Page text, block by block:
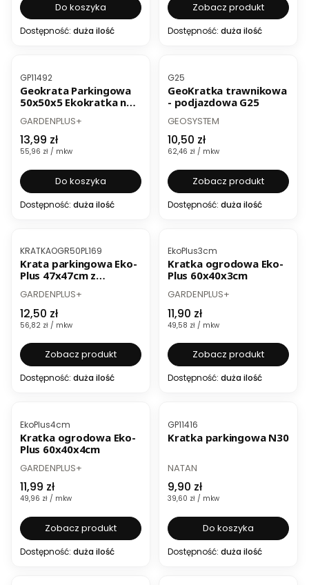
Do koszyka
Dostępność: duża ilość
Zobacz produkt
Dostępność: duża ilość
Kod produktu
GP11492
Geokrata Parkingowa
50x50x5 Ekokratka na
PRODUCENT
GARDENPLUS+
Cena
13,99 zł
Cena jednostkowa
55,96 zł / mkw
Do koszyka
Dostępność: duża ilość
Kod produktu
G25
GeoKratka trawnikowa
- podjazdowa G25
PRODUCENT
GEOSYSTEM
Cena
10,50 zł
Cena jednostkowa
62,46 zł / mkw
Zobacz produkt
Dostępność: duża ilość
Kod produktu
KRATKAOGR50PL169
Krata parkingowa Eko-
Plus 47x47cm z
PRODUCENT
GARDENPLUS+
Cena
12,50 zł
Cena jednostkowa
56,82 zł / mkw
Zobacz produkt
Dostępność: duża ilość
Kod produktu
EkoPlus3cm
Kratka ogrodowa Eko-
Plus 60x40x3cm
PRODUCENT
GARDENPLUS+
Cena
11,90 zł
Cena jednostkowa
49,58 zł / mkw
Zobacz produkt
Dostępność: duża ilość
Kod produktu
EkoPlus4cm
Kratka ogrodowa Eko-
Plus 60x40x4cm
PRODUCENT
GARDENPLUS+
Cena
11,99 zł
Cena jednostkowa
49,96 zł / mkw
Zobacz produkt
Dostępność: duża ilość
Kod produktu
GP11416
Kratka parkingowa N30
PRODUCENT
NATAN
Cena
9,90 zł
Cena jednostkowa
39,60 zł / mkw
Do koszyka
Dostępność: duża ilość